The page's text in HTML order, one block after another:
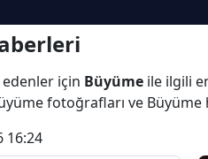
için Büyüme ile ilgili
fotoğrafları ve
16:24